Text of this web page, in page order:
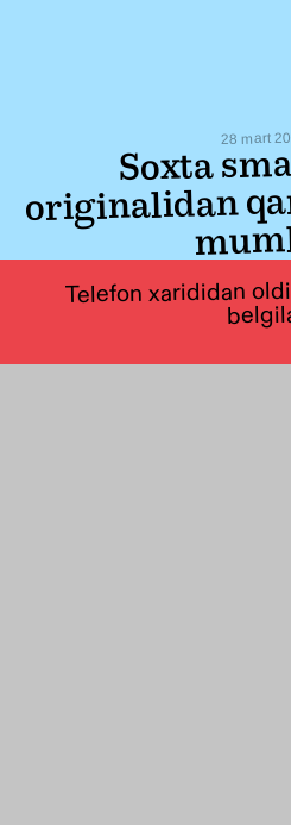
Telefon xarididan
28 mart
Soxta
originalidan